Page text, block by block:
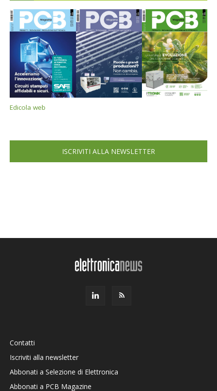
Edicola web
ISCRIVITI ALLA NEWSLETTER
Contatti
Iscriviti alla newsletter
Abbonati a Selezione di Elettronica
Abbonati a PCB Magazine